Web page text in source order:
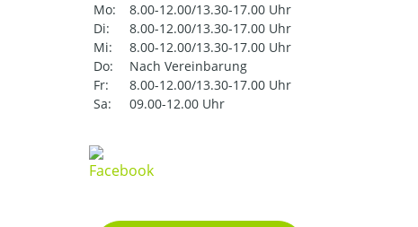
Mo:
8.00-12.00/13.30-17.00 Uhr
Di:
8.00-12.00/13.30-17.00 Uhr
Mi:
8.00-12.00/13.30-17.00 Uhr
Do:
Nach Vereinbarung
Fr:
8.00-12.00/13.30-17.00 Uhr
Sa:
09.00-12.00 Uhr